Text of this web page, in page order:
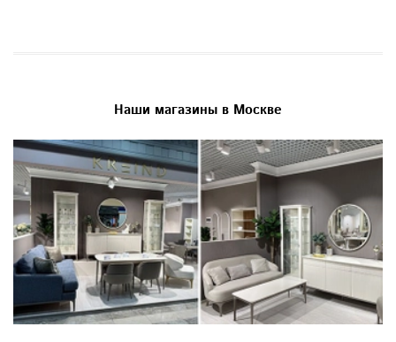
Наши магазины в Москве